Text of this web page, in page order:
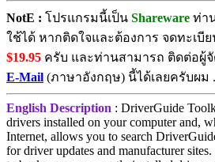
NotE : โปรแกรมนี้เป็น Shareware ท่า
ใช้ได้ หากติดใจและต้องการ จดทะเบี
$19.95 ครับ และท่านสามารถ ติดต่อผู้
E-Mail (ภาษาอังกฤษ) นี้ได้เลยครับผม
English Description : DriverGuide
drivers installed on your computer and,
Internet, allows you to search
for driver updates and manufacturer